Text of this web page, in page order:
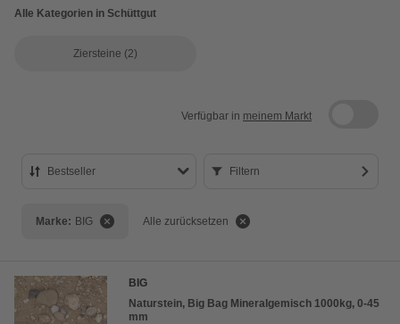
Alle Kategorien in Schüttgut
Ziersteine (2)
Verfügbar in meinem Markt
Bestseller
Bestseller
Bewertung
Filtern
Marke: BIG Alle zurücksetzen
BIG
Naturstein, Big Bag Mineralgemisch 1000kg, 0-45
mm